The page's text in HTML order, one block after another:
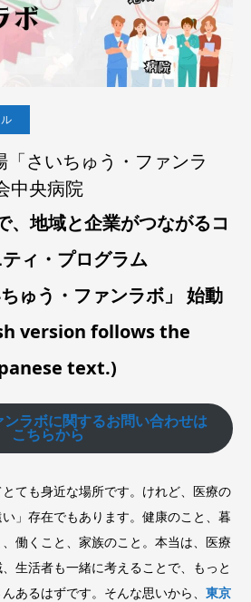
さいちゅう・ファンラ
中央病院
、地域と企業がつながるコ
ティ・プログラム
ゅう・ファンラボ」 始動
version follows the
text.)
ラボに関するお問い合わせは
こちらから
ても身近な場所です。けれど、医療の
」存在でもあります。健康のこと、暮
働くこと、家族のこと。本当は、医療
生活者も一緒に考えることで、もっと
あるはずです。そんな思いから、 東京